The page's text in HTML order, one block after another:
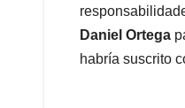
Daniel Ortega
habría suscrito